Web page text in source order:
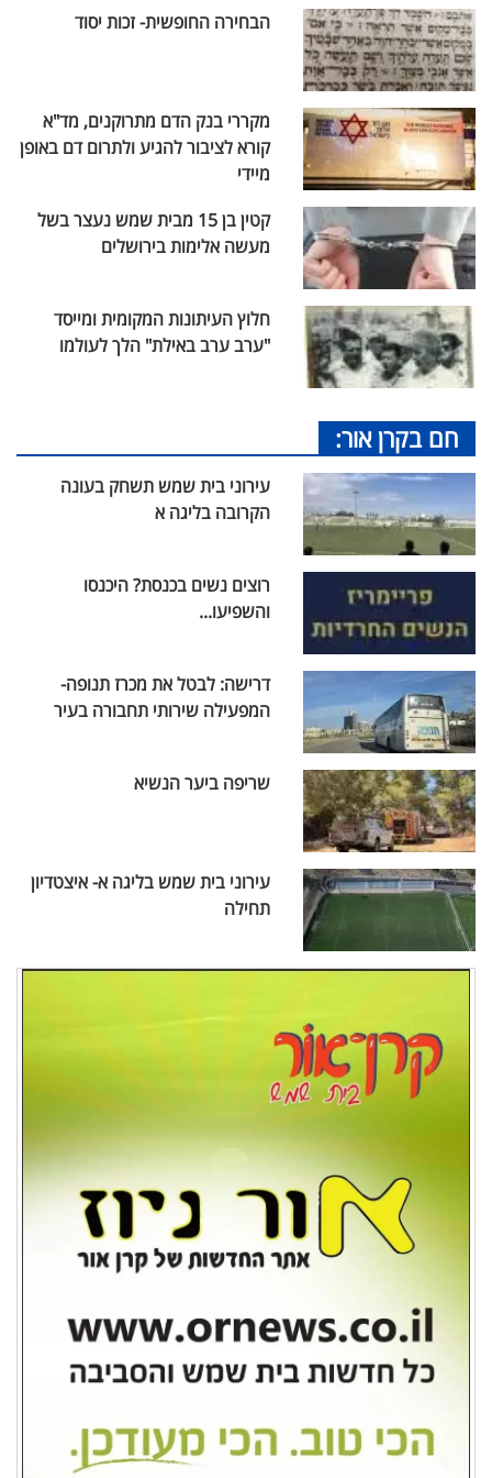
הבחירה החופשית- זכות יסוד
מקררי בנק הדם מתרוקנים, מד"א
קורא לציבור להגיע ולתרום דם באופן
מיידי
קטין בן 15 מבית שמש נעצר בשל
מעשה אלימות בירושלים
חלוץ העיתונות המקומית ומייסד
"ערב ערב באילת" הלך לעולמו
חם בקרן אור:
עירוני בית שמש תשחק בעונה
הקרובה בליגה א
רוצים נשים בכנסת? היכנסו
והשפיעו...
דרישה: לבטל את מכרז תנופה-
המפעילה שירותי תחבורה בעיר
שריפה ביער הנשיא
עירוני בית שמש בליגה א- איצטדיון
תחילה